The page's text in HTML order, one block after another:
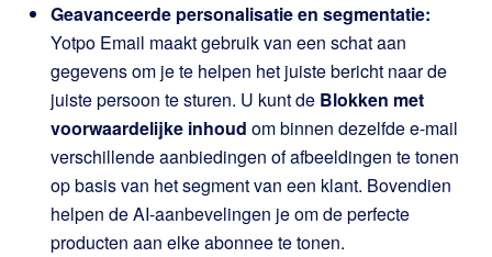
Geavanceerde personalisatie en segmentatie:
Yotpo Email maakt gebruik van een schat aan
gegevens om je te helpen het juiste bericht naar de
juiste persoon te sturen. U kunt de Blokken met
voorwaardelijke inhoud om binnen dezelfde e-mail
verschillende aanbiedingen of afbeeldingen te tonen
op basis van het segment van een klant. Bovendien
helpen de AI-aanbevelingen je om de perfecte
producten aan elke abonnee te tonen.